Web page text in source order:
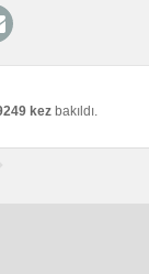
kez bakıldı.